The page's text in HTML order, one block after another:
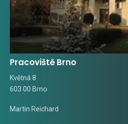
Pracoviště Brno
Květná 8
603 00 Brno
Martin Reichard